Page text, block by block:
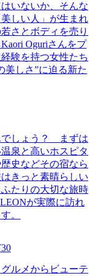
いないか、そんな
しい人」が生まれ
さとボディを売り
Oguriさんをプ
験を持つ女性たち
美しさ”に迫る新た
でしょう？ まずは
泉と高いホスピタ
史などその宿なら
きっと素晴らしい
たりの大切な旅時
が実際に訪れ
。
ルメからビューテ